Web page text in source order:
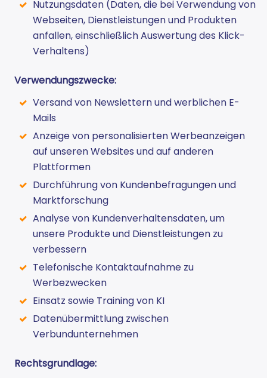
Nutzungsdaten (Daten, die bei Verwendung von
Webseiten, Dienstleistungen und Produkten
anfallen, einschließlich Auswertung des Klick-
Verhaltens)
Verwendungszwecke:
Versand von Newslettern und werblichen E-
Mails
Anzeige von personalisierten Werbeanzeigen
auf unseren Websites und auf anderen
Plattformen
Durchführung von Kundenbefragungen und
Marktforschung
Analyse von Kundenverhaltensdaten, um
unsere Produkte und Dienstleistungen zu
verbessern
Telefonische Kontaktaufnahme zu
Werbezwecken
Einsatz sowie Training von KI
Datenübermittlung zwischen
Verbundunternehmen
Rechtsgrundlage: